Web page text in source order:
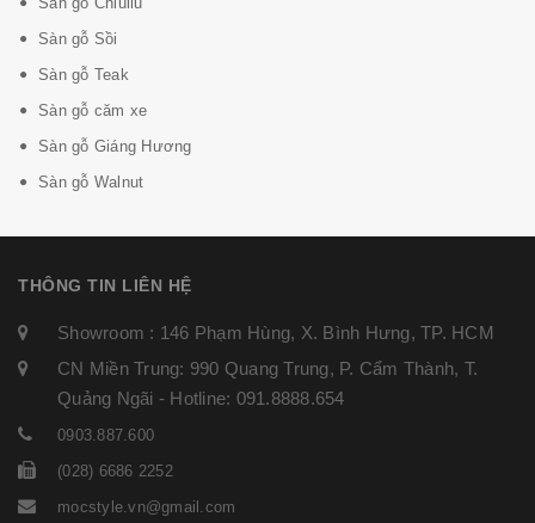
Sàn gỗ Sồi
Sàn gỗ Teak
Sàn gỗ căm xe
Sàn gỗ Giáng Hương
Sàn gỗ Walnut
THÔNG TIN LIÊN HỆ
Showroom : 146 Phạm Hùng, X. Bình Hưng, TP. HCM
CN Miền Trung: 990 Quang Trung, P. Cẩm Thành, T.
Quảng Ngãi - Hotline: 091.8888.654
0903.887.600
(028) 6686 2252
mocstyle.vn@gmail.com